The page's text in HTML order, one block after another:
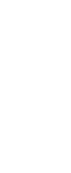
》